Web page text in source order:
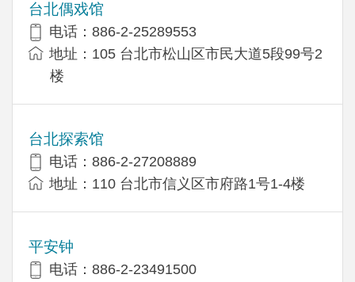
台北偶戏馆
电话：886-2-25289553
地址：105 台北市松山区市民大道5段99号2
楼
台北探索馆
电话：886-2-27208889
地址：110 台北市信义区市府路1号1-4楼
平安钟
电话：886-2-23491500